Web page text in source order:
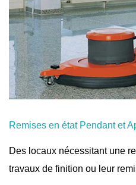
Remises en état Pendant et
Des locaux nécessitant une
travaux de finition ou leur